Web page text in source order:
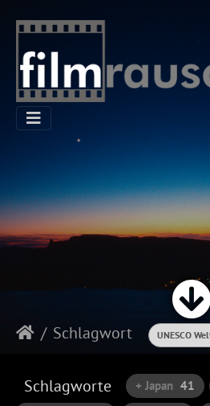
Schlagwort UNESCO
Schlagworte + Japan 41